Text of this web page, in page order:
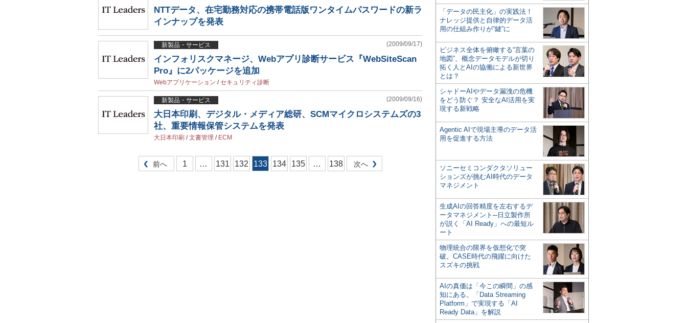
NTTデータ、在宅勤務対応の携帯電話版ワンタイムパスワードの新ラ
インナップを発表
新製品・サービス (2009/09/17)
インフォリスクマネージ、Webアプリ診断サービス『WebSiteScan
Pro』に2パッケージを追加
Webアプリケーション / セキュリティ診断
新製品・サービス (2009/09/16)
大日本印刷、デジタル・メディア総研、SCMマイクロシステムズの3
社、重要情報保管システムを発表
大日本印刷 /文書管理 / ECM
前へ 1 … 131 132 133 134 135 … 138 次へ
「データの民主化」の実践法！
ナレッジ提供と自律的データ活
用の仕組み作りが“鍵”に
ビジネス全体を俯瞰する“言葉の
地図”、概念データモデルが切り
拓く人とAIの協働による新世界
とは？
シャドーAIやデータ漏洩の危機
をどう防ぐ？ 安全なAI活用を実
現する新戦略
Agentic AIで現場主導のデータ活
用を促進する方法
ソニーセミコンダクタソリュー
ションズが挑むAI時代のデータ
マネジメント
生成AIの回答精度を左右するデ
ータマネジメント─日立製作所
が説く「AI Ready」への最短ル
ート
物理統合の限界を仮想化で突
破。CASE時代の飛躍に向けた
スズキの挑戦
AIの真価は「今この瞬間」の感
知にある。「Data Streaming
Platform」で実現する「AI
Ready Data」を解説